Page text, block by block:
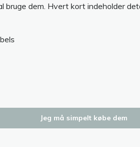
bruge dem. Hvert kort indeholder
Jeg må simpelt købe dem